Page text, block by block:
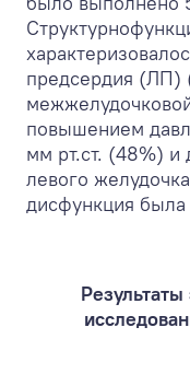
предсердия (ЛП)
повышением
мм рт.ст. (48%) и
левого
дисфункция